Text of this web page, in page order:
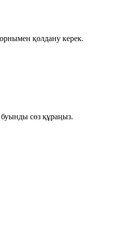
орнымен қолдану керек.
сөз құраңыз.